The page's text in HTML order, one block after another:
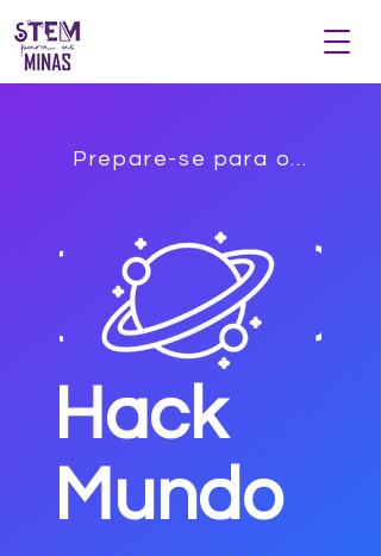
Prepare-se para o…
Hack
Mundo